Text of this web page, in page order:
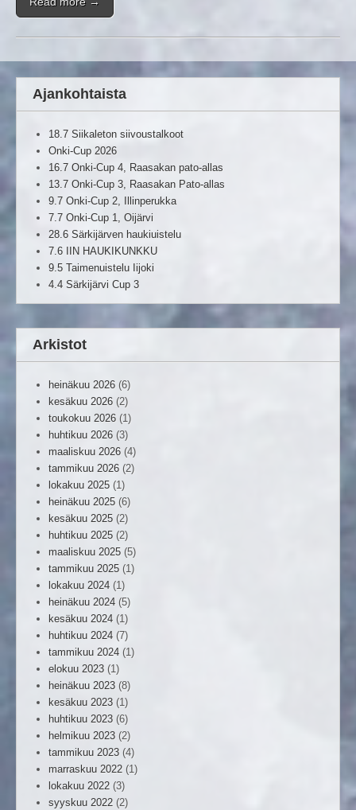
Ajankohtaista
18.7 Siikaleton siivoustalkoot
Onki-Cup 2026
16.7 Onki-Cup 4, Raasakan pato-allas
13.7 Onki-Cup 3, Raasakan Pato-allas
9.7 Onki-Cup 2, Illinperukka
7.7 Onki-Cup 1, Oijärvi
28.6 Särkijärven haukiuistelu
7.6 IIN HAUKIKUNKKU
9.5 Taimenuistelu Iijoki
4.4 Särkijärvi Cup 3
Arkistot
heinäkuu 2026 (6)
kesäkuu 2026 (2)
toukokuu 2026 (1)
huhtikuu 2026 (3)
maaliskuu 2026 (4)
tammikuu 2026 (2)
lokakuu 2025 (1)
heinäkuu 2025 (6)
kesäkuu 2025 (2)
huhtikuu 2025 (2)
maaliskuu 2025 (5)
tammikuu 2025 (1)
lokakuu 2024 (1)
heinäkuu 2024 (5)
kesäkuu 2024 (1)
huhtikuu 2024 (7)
tammikuu 2024 (1)
elokuu 2023 (1)
heinäkuu 2023 (8)
kesäkuu 2023 (1)
huhtikuu 2023 (6)
helmikuu 2023 (2)
tammikuu 2023 (4)
marraskuu 2022 (1)
lokakuu 2022 (3)
syyskuu 2022 (2)